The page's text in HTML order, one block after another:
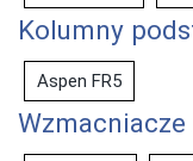
Kolumny
Aspen FR5